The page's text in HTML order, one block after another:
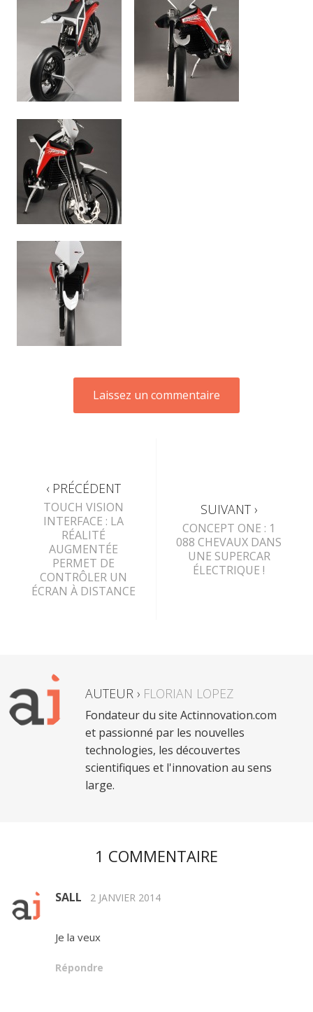
‹ PRÉCÉDENT
TOUCH VISION
INTERFACE : LA
RÉALITÉ
AUGMENTÉE
PERMET DE
CONTRÔLER UN
ÉCRAN À DISTANCE
SUIVANT ›
CONCEPT ONE : 1
088 CHEVAUX DANS
UNE SUPERCAR
ÉLECTRIQUE !
AUTEUR › FLORIAN LOPEZ
Fondateur du site Actinnovation.com
et passionné par les nouvelles
technologies, les découvertes
scientifiques et l'innovation au sens
large.
1 COMMENTAIRE
SALL 2 JANVIER 2014
Je la veux
Répondre